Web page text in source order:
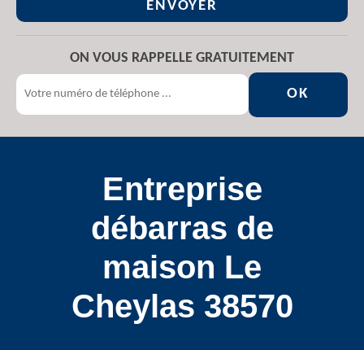
ON VOUS RAPPELLE GRATUITEMENT
Entreprise
débarras de
maison Le
Cheylas 38570